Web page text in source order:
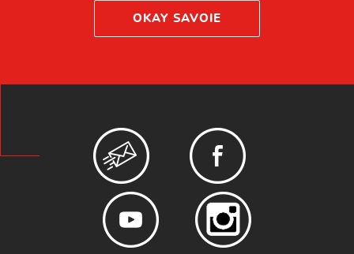
OKAY SAVOIE